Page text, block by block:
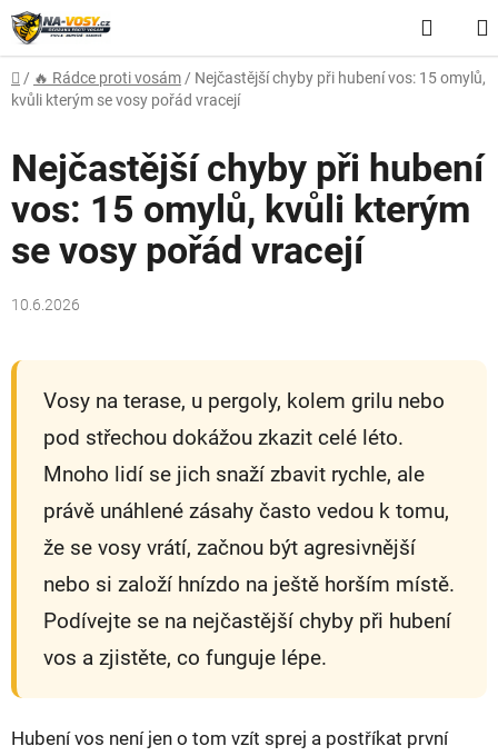
Přejít
na
obsah
Hledat
Domů
/ 🔥 Rádce proti vosám / Nejčastější chyby při hubení vos: 15 omylů,
kvůli kterým se vosy pořád vracejí
Nejčastější chyby při hubení
vos: 15 omylů, kvůli kterým
se vosy pořád vracejí
10.6.2026
Vosy na terase, u pergoly, kolem grilu nebo
pod střechou dokážou zkazit celé léto.
Mnoho lidí se jich snaží zbavit rychle, ale
právě unáhlené zásahy často vedou k tomu,
že se vosy vrátí, začnou být agresivnější
nebo si založí hnízdo na ještě horším místě.
Podívejte se na nejčastější chyby při hubení
vos a zjistěte, co funguje lépe.
Hubení vos není jen o tom vzít sprej a postříkat první